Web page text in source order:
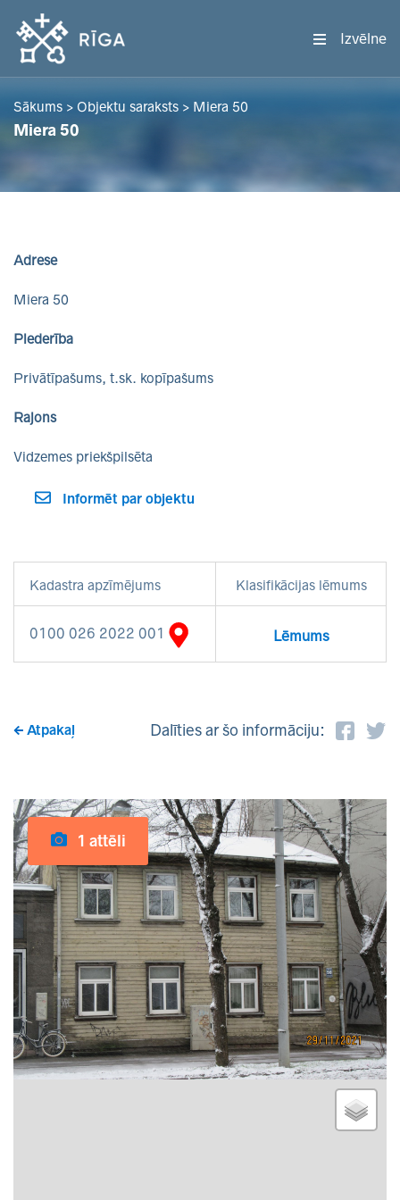
Izvēlne
Sākums > Objektu saraksts > Miera 50
Miera 50
Adrese
Miera 50
Piederība
Privātīpašums, t.sk. kopīpašums
Rajons
Vidzemes priekšpilsēta
Informēt par objektu
Kadastra apzīmējums Klasifikācijas lēmums
0100 026 2022 001 Lēmums
Atpakaļ Dalīties ar šo informāciju:
1 attēli